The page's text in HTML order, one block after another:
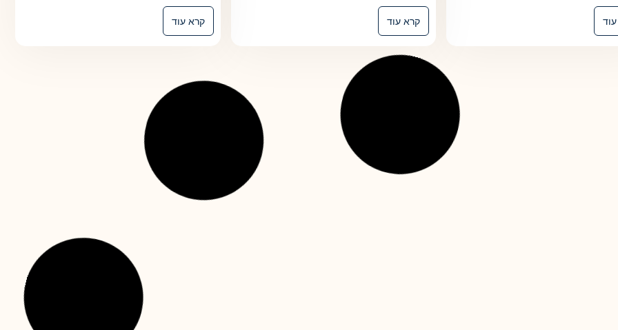
קרא עוד קרא עוד